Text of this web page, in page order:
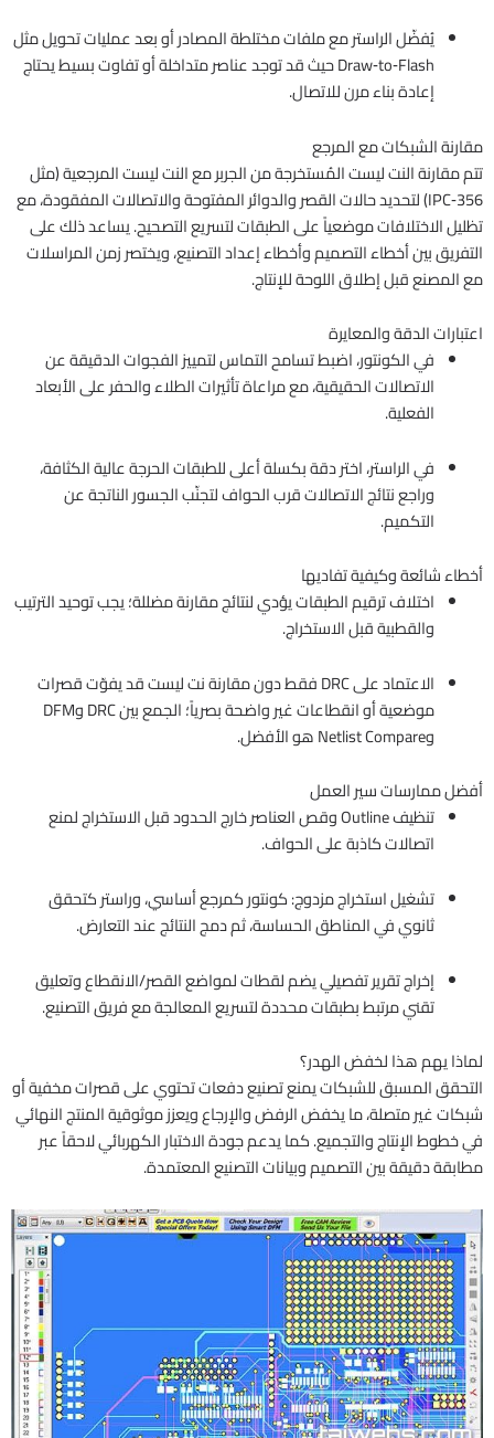
يُفضّل الراستر مع ملفات مختلطة المصادر أو بعد عمليات تحويل مثل
Draw‑to‑Flash حيث قد توجد عناصر متداخلة أو تفاوت بسيط يحتاج
إعادة بناء مرن للاتصال.
مقارنة الشبكات مع المرجع
تتم مقارنة النت ليست المُستخرجة من الجربر مع النت ليست المرجعية (مثل
IPC‑356) لتحديد حالات القصر والدوائر المفتوحة والاتصالات المفقودة، مع
تظليل الاختلافات موضعياً على الطبقات لتسريع التصحيح. يساعد ذلك على
التفريق بين أخطاء التصميم وأخطاء إعداد التصنيع، ويختصر زمن المراسلات
مع المصنع قبل إطلاق اللوحة للإنتاج.
اعتبارات الدقة والمعايرة
في الكونتور، اضبط تسامح التماس لتمييز الفجوات الدقيقة عن
الاتصالات الحقيقية، مع مراعاة تأثيرات الطلاء والحفر على الأبعاد
الفعلية.
في الراستر، اختر دقة بكسلة أعلى للطبقات الحرجة عالية الكثافة،
وراجع نتائج الاتصالات قرب الحواف لتجنّب الجسور الناتجة عن
التكميم.
أخطاء شائعة وكيفية تفاديها
اختلاف ترقيم الطبقات يؤدي لنتائج مقارنة مضللة؛ يجب توحيد الترتيب
والقطبية قبل الاستخراج.
الاعتماد على DRC فقط دون مقارنة نت ليست قد يفوّت قصرات
موضعية أو انقطاعات غير واضحة بصرياً؛ الجمع بين DRC وDFM
وNetlist Compare هو الأفضل.
أفضل ممارسات سير العمل
تنظيف Outline وقص العناصر خارج الحدود قبل الاستخراج لمنع
اتصالات كاذبة على الحواف.
تشغيل استخراج مزدوج: كونتور كمرجع أساسي، وراستر كتحقق
ثانوي في المناطق الحساسة، ثم دمج النتائج عند التعارض.
إخراج تقرير تفصيلي يضم لقطات لمواضع القصر/الانقطاع وتعليق
تقني مرتبط بطبقات محددة لتسريع المعالجة مع فريق التصنيع.
لماذا يهم هذا لخفض الهدر؟
التحقق المسبق للشبكات يمنع تصنيع دفعات تحتوي على قصرات مخفية أو
شبكات غير متصلة، ما يخفض الرفض والإرجاع ويعزز موثوقية المنتج النهائي
في خطوط الإنتاج والتجميع. كما يدعم جودة الاختبار الكهربائي لاحقاً عبر
مطابقة دقيقة بين التصميم وبيانات التصنيع المعتمدة.